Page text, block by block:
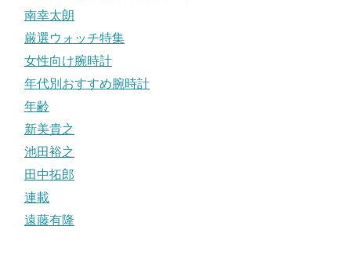
南幸太朗
厳選ウォッチ特集
女性向け腕時計
年代別おすすめ腕時計
年齢
新美貴之
池田裕之
田中拓郎
連載
遠藤有隆